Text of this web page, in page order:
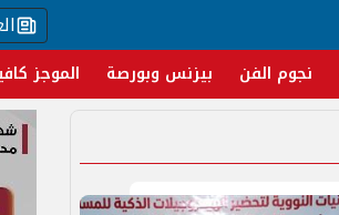
نجوم الفن بيزنس وبورصة الموجز